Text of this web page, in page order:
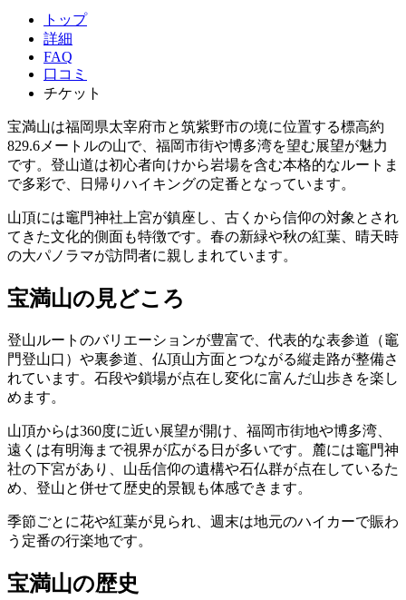
トップ
詳細
FAQ
口コミ
チケット
宝満山は福岡県太宰府市と筑紫野市の境に位置する標高約
829.6メートルの山で、福岡市街や博多湾を望む展望が魅力
です。登山道は初心者向けから岩場を含む本格的なルートま
で多彩で、日帰りハイキングの定番となっています。
山頂には竈門神社上宮が鎮座し、古くから信仰の対象とされ
てきた文化的側面も特徴です。春の新緑や秋の紅葉、晴天時
の大パノラマが訪問者に親しまれています。
宝満山の見どころ
登山ルートのバリエーションが豊富で、代表的な表参道（竈
門登山口）や裏参道、仏頂山方面とつながる縦走路が整備さ
れています。石段や鎖場が点在し変化に富んだ山歩きを楽し
めます。
山頂からは360度に近い展望が開け、福岡市街地や博多湾、
遠くは有明海まで視界が広がる日が多いです。麓には竈門神
社の下宮があり、山岳信仰の遺構や石仏群が点在しているた
め、登山と併せて歴史的景観も体感できます。
季節ごとに花や紅葉が見られ、週末は地元のハイカーで賑わ
う定番の行楽地です。
宝満山の歴史